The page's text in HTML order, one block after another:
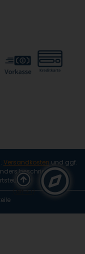
Versandkosten und ggf.
beschrieben
(alt + i)